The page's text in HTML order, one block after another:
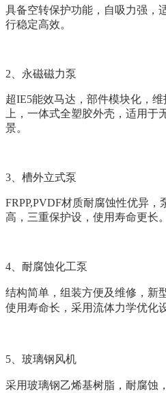
具备空转保护功能，自吸力强，
行稳定高效。
2、 永磁磁力泵
超IE5能效马达，部件模块化，
上，一体式全塑胶外壳，适用于
景。
3、 槽外立式泵
FRPP,PVDF材质耐腐蚀性优异
高，三重保护设，使用寿命更长。
4、 耐腐蚀化工泵
结构简单，组装方便及维修，新
使用寿命长，采用流体力学优化
5、 玻璃钢风机
采用玻璃钢乙烯基树脂 ，耐腐蚀